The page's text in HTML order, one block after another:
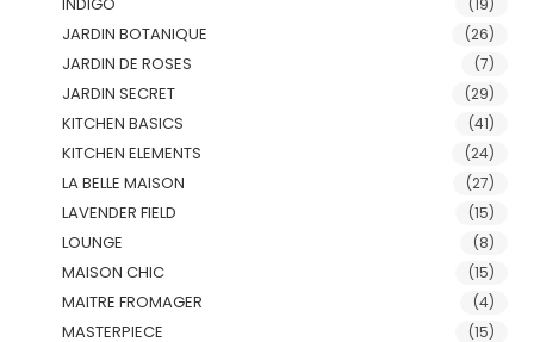
INDIGO (19)
JARDIN BOTANIQUE (26)
JARDIN DE ROSES (7)
JARDIN SECRET (29)
KITCHEN BASICS (41)
KITCHEN ELEMENTS (24)
LA BELLE MAISON (27)
LAVENDER FIELD (15)
LOUNGE (8)
MAISON CHIC (15)
MAITRE FROMAGER (4)
MASTERPIECE (15)